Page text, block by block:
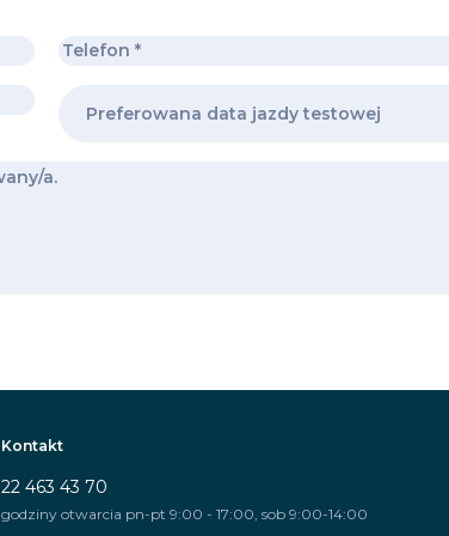
Kontakt
22 463 43 70
godziny otwarcia pn-pt 9:00 - 17:00, sob 9:00-14:00